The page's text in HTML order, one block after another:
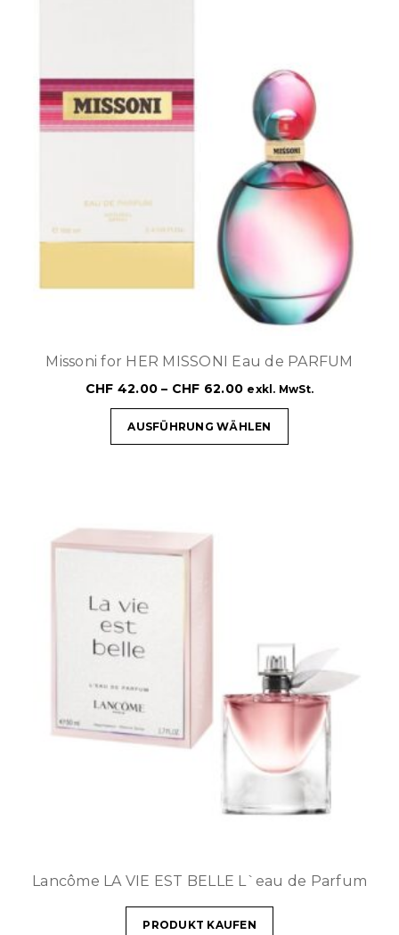
Missoni for HER MISSONI Eau de PARFUM
CHF 42.00 – CHF 62.00 exkl. MwSt.
AUSFÜHRUNG WÄHLEN
Lancôme LA VIE EST BELLE L`eau de Parfum
PRODUKT KAUFEN